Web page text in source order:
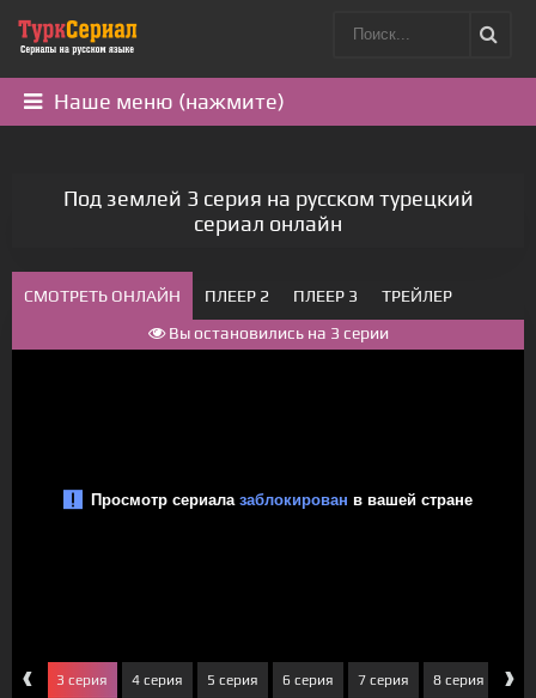
Наше меню (нажмите)
Под землей 3 серия на русском турецкий
сериал онлайн
СМОТРЕТЬ ОНЛАЙН ПЛЕЕР 2 ПЛЕЕР 3
ТРЕЙЛЕР
Вы остановились на 3 серии
‹ 3 серия 4 серия 5 серия 6 серия 7 серия 8 серия 9
›